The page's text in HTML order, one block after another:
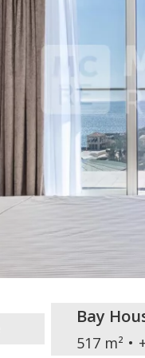
Bay
517 m²